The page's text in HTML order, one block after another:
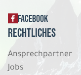
FACEBOOK
Rechtliches
Ansprechpartner
Jobs